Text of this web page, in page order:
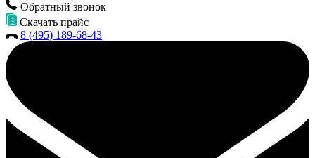
Обратный звонок
Скачать прайс
8 (495) 189-68-43